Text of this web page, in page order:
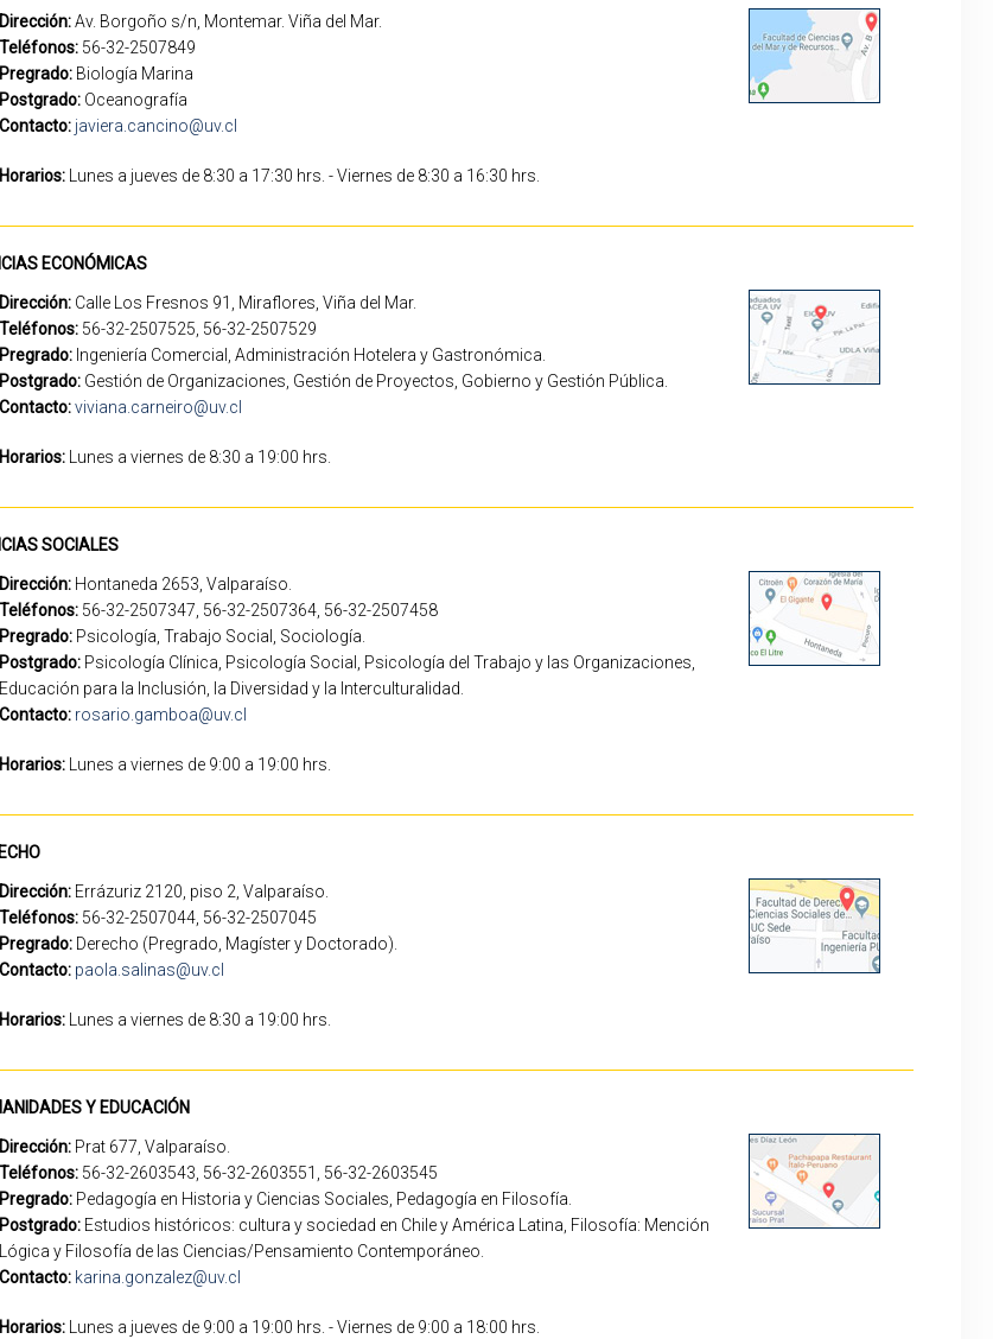
Dirección:Av. Borgoño s/n, Montemar. Viña del Mar.
Teléfonos: 56-32-2507849
Pregrado: Biología Marina
Postgrado: Oceanografía
Contacto: javiera.cancino@uv.cl
Horarios: Lunes a jueves de 8:30 a 17:30 hrs. - Viernes de 8:30 a 16:30 hrs.
ECONÓMICAS
Dirección: Calle Los Fresnos 91, Miraflores, Viña del Mar.
Teléfonos: 56-32-2507525, 56-32-2507529
Pregrado: Ingeniería Comercial, Administración Hotelera y Gastronómica.
Postgrado: Gestión de Organizaciones, Gestión de Proyectos, Gobierno y Gestión Pública.
Contacto:viviana.carneiro@uv.cl
Horarios: Lunes a viernes de 8:30 a 19:00 hrs.
SOCIALES
Dirección: Hontaneda 2653, Valparaíso.
Teléfonos: 56-32-2507347, 56-32-2507364, 56-32-2507458
Pregrado: Psicología, Trabajo Social, Sociología.
Postgrado: Psicología Clínica, Psicología Social, Psicología del Trabajo y las Organizaciones,
Educación para la Inclusión, la Diversidad y la Interculturalidad.
Contacto: rosario.gamboa@uv.cl
Horarios: Lunes a viernes de 9:00 a 19:00 hrs.
Dirección: Errázuriz 2120, piso 2, Valparaíso.
Teléfonos: 56-32-2507044, 56-32-2507045
Pregrado: Derecho (Pregrado, Magíster y Doctorado).
Contacto: paola.salinas@uv.cl
Horarios: Lunes a viernes de 8:30 a 19:00 hrs.
Y EDUCACIÓN
Dirección: Prat 677, Valparaíso.
Teléfonos: 56-32-2603543, 56-32-2603551, 56-32-2603545
Pregrado: Pedagogía en Historia y Ciencias Sociales, Pedagogía en Filosofía.
Postgrado: Estudios históricos: cultura y sociedad en Chile y América Latina, Filosofía: Mención
Lógica y Filosofía de las Ciencias/Pensamiento Contemporáneo.
Contacto: karina.gonzalez@uv.cl
Horarios: Lunes a jueves de 9:00 a 19:00 hrs. - Viernes de 9:00 a 18:00 hrs.